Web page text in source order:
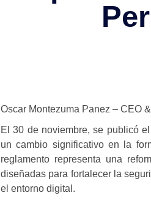
Oscar Montezuma Panez – CEO
El 30 de noviembre, se publicó
un cambio significativo en la
reglamento representa una
diseñadas para fortalecer la
el entorno digital.